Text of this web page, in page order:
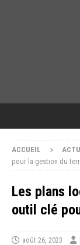
ACCUEIL ACTU
pour la gestion du
Les plans
outil clé
août 26, 2023